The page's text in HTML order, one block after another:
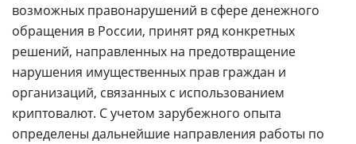
возможных правонарушений в сфере денежного
обращения в России, принят ряд конкретных
решений, направленных на предотвращение
нарушения имущественных прав граждан и
организаций, связанных с использованием
криптовалют. С учетом зарубежного опыта
определены дальнейшие направления работы по